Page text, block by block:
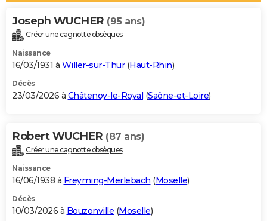
Alimentation
Guide de la santé
Maladies
Médicaments
Sommeil
VOYAGE
Destinations
City break
Voyage nature
Voyage de noces
Forum
Climat
+PHOTO
GUIDES D'ACHAT
BONS PLANS
Carte de Noël
Carte Bonne année
Carte Saint-Valentin
Carte Pâques
Carte d'anniversaire
DICTIONNAIRE
Dictionnaire
Biographies
Citations
Expressions
Proverbes
PROGRAMME TV
S'inscrire
Se connecter
Lycées
Collèges
Primaires
Universités
Entreprises
Service militaire
Avis de recherche
AVIS DE DÉCÈS
Joseph WUCHER (95 ans)
Créer une cagnotte obsèques
Naissance
16/03/1931 à Willer-sur-Thur(Haut-Rhin)
Décès
23/03/2026 à Châtenoy-le-Royal (Saône-et-Loire)
Robert WUCHER (87 ans)
Créer une cagnotte obsèques
Naissance
16/06/1938 à Freyming-Merlebach (Moselle)
Décès
10/03/2026 à Bouzonville (Moselle)